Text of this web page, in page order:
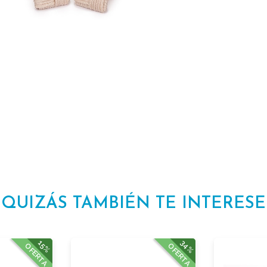
QUIZÁS TAMBIÉN TE INTERESE
15%
OFERTA 34%
OFERTA